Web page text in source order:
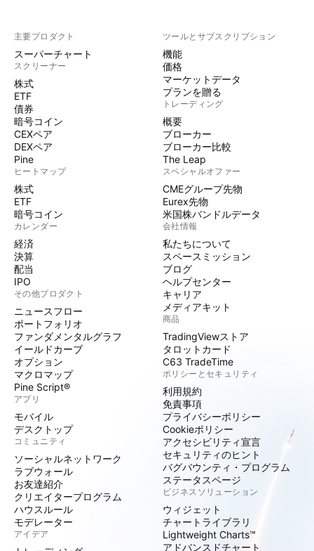
主要プロダクト
スーパーチャート
スクリーナー
株式
ETF
債券
暗号コイン
CEXペア
DEXペア
Pine
ヒートマップ
株式
ETF
暗号コイン
カレンダー
経済
決算
配当
IPO
その他プロダクト
ニュースフロー
ポートフォリオ
ファンダメンタルグラフ
イールドカーブ
オプション
マクロマップ
Pine Script®
アプリ
モバイル
デスクトップ
コミュニティ
ソーシャルネットワーク
ラブウォール
お友達紹介
クリエイタープログラム
ハウスルール
モデレーター
アイデア
ツールとサブスクリプション
機能
価格
マーケットデータ
プランを贈る
トレーディング
概要
ブローカー
ブローカー比較
The Leap
スペシャルオファー
CMEグループ先物
Eurex先物
米国株バンドルデータ
会社情報
私たちについて
スペースミッション
ブログ
ヘルプセンター
キャリア
メディアキット
商品
TradingViewストア
タロットカード
C63 TradeTime
ポリシーとセキュリティ
利用規約
免責事項
プライバシーポリシー
Cookieポリシー
アクセシビリティ宣言
セキュリティのヒント
バグバウンティ・プログラム
ステータスページ
ビジネスソリューション
ウィジェット
チャートライブラリ
Lightweight Charts™
アドバンスドチャート